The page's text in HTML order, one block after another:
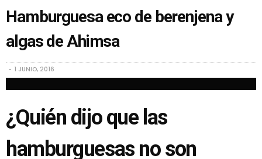
Hamburguesa eco de berenjena y
algas de Ahimsa
1 JUNIO, 2016
¿Quién dijo que las
hamburguesas no son